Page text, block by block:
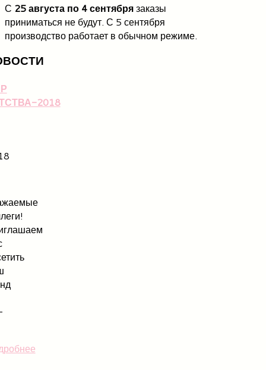
С 25 августа по 4 сентябрязаказы
приниматься не будут. С 5 сентября
производство работает в обычном режиме.
2018